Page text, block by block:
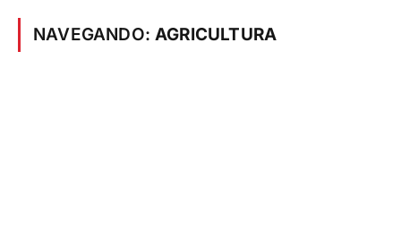
NAVEGANDO:AGRICULTURA